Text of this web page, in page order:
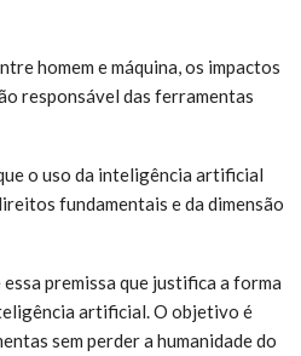
homem e máquina, os impactos
responsável das ferramentas
o uso da inteligência artificial
fundamentais e da dimensão
premissa que justifica a forma
artificial. O objetivo é
sem perder a humanidade do